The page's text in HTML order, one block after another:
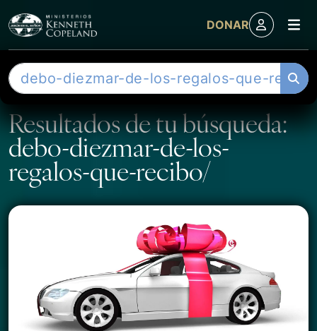
DONAR
B
u
c
r
Resultados de tu búsqueda:
debo-diezmar-de-los-
regalos-que-recibo/